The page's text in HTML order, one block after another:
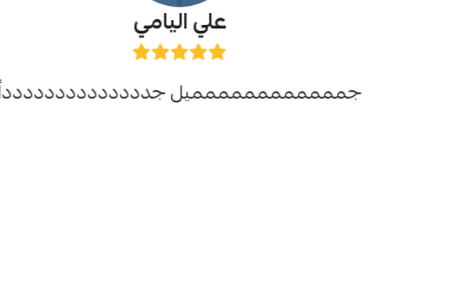
علي اليامي
جمممممممممممميل جدددددددددددددداً